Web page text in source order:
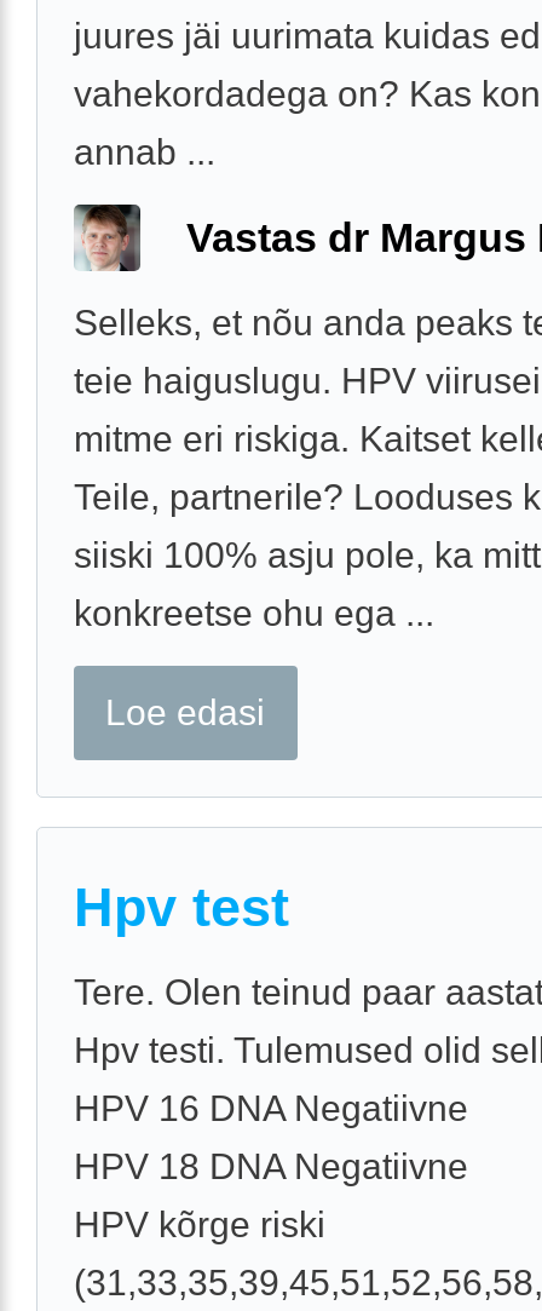
juures jäi uurimata kuidas
vahekordadega on? Kas
annab ...
Vastas dr Margus
Selleks, et nõu anda peaks
teie haiguslugu. HPV
mitme eri riskiga. Kaitset
Teile, partnerile? Looduses
siiski 100% asju pole, ka
konkreetse ohu ega ...
Loe edasi
Hpv test
Tere. Olen teinud paar
Hpv testi. Tulemused olid
HPV 16 DNA Negatiivne
HPV 18 DNA Negatiivne
HPV kõrge riski